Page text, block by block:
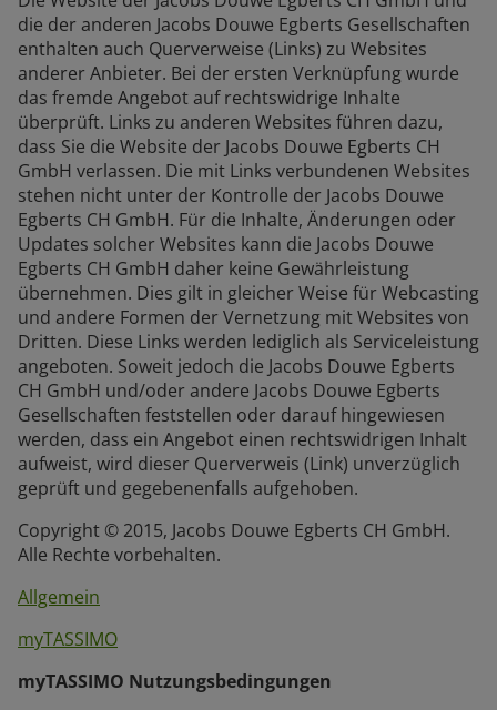
die der anderen Jacobs Douwe Egberts Gesellschaften
enthalten auch Querverweise (Links) zu Websites
anderer Anbieter. Bei der ersten Verknüpfung wurde
das fremde Angebot auf rechtswidrige Inhalte
überprüft. Links zu anderen Websites führen dazu,
dass Sie die Website der Jacobs Douwe Egberts CH
GmbH verlassen. Die mit Links verbundenen Websites
stehen nicht unter der Kontrolle der Jacobs Douwe
Egberts CH GmbH. Für die Inhalte, Änderungen oder
Updates solcher Websites kann die Jacobs Douwe
Egberts CH GmbH daher keine Gewährleistung
übernehmen. Dies gilt in gleicher Weise für Webcasting
und andere Formen der Vernetzung mit Websites von
Dritten. Diese Links werden lediglich als Serviceleistung
angeboten. Soweit jedoch die Jacobs Douwe Egberts
CH GmbH und/oder andere Jacobs Douwe Egberts
Gesellschaften feststellen oder darauf hingewiesen
werden, dass ein Angebot einen rechtswidrigen Inhalt
aufweist, wird dieser Querverweis (Link) unverzüglich
geprüft und gegebenenfalls aufgehoben.
Copyright © 2015, Jacobs Douwe Egberts CH GmbH.
Alle Rechte vorbehalten.
Allgemein
myTASSIMO
myTASSIMO Nutzungsbedingungen